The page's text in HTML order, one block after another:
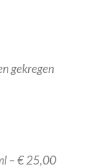
gekregen
– € 25,00